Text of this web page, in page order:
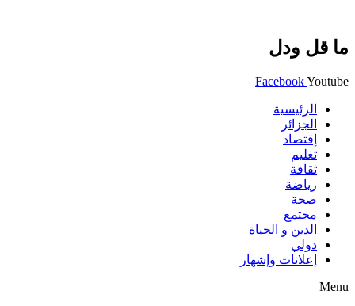
ما قل ودل
FacebookYoutube
الرئيسية
الجزائر
إقتصاد
تعليم
ثقافة
رياضة
صحة
مجتمع
الدين و الحياة
دولي
إعلانات وإشهار
Menu